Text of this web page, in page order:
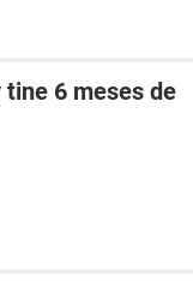
6 meses de